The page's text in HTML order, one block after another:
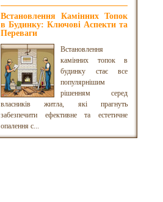
Встановлення Камінних Топок
в Будинку: Ключові Аспекти та
Переваги
Встановлення
камінних топок в
будинку стає все
популярнішим
рішенням серед
власників житла, які прагнуть
забезпечити ефективне та естетичне
опалення с...